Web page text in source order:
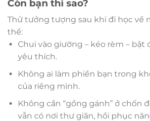
Còn bạn thì sao?
Thử tưởng tượng sau khi đi học về
thể:
Chui vào giường – kéo rèm – bật
yêu thích.
Không ai làm phiền bạn trong
của riêng mình.
Không cần “gồng gánh” ở chốn
vẫn có nơi thư giãn, hồi phục